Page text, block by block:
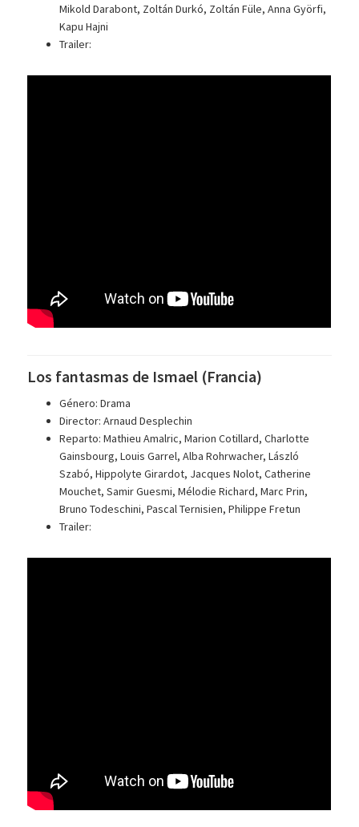
Mikold Darabont, Zoltán Durkó, Zoltán Füle, Anna Györfi,
Kapu Hajni
Trailer:
Los fantasmas de Ismael (Francia)
Género: Drama
Director: Arnaud Desplechin
Reparto: Mathieu Amalric, Marion Cotillard, Charlotte
Gainsbourg, Louis Garrel, Alba Rohrwacher, László
Szabó, Hippolyte Girardot, Jacques Nolot, Catherine
Mouchet, Samir Guesmi, Mélodie Richard, Marc Prin,
Bruno Todeschini, Pascal Ternisien, Philippe Fretun
Trailer: